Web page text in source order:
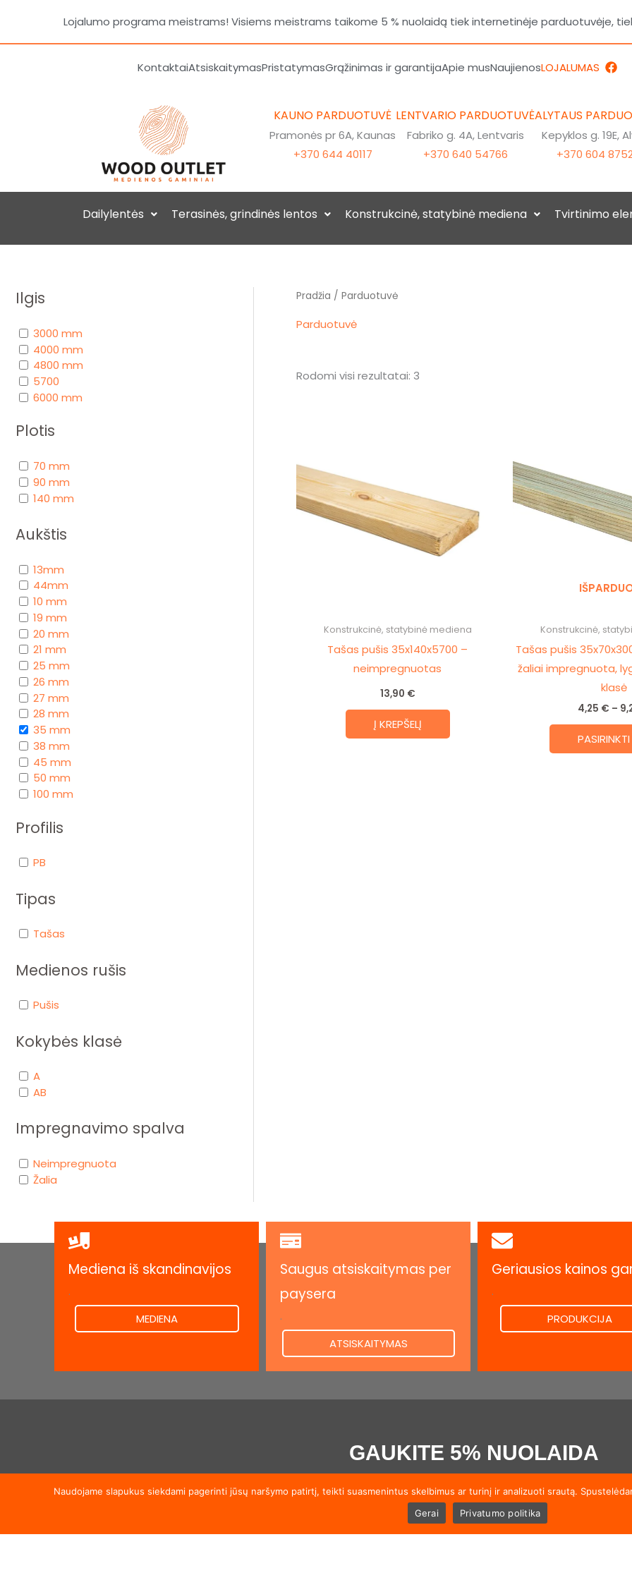
turinio
Lojalumo programa meistrams! Visiems meistrams taikome 5 % nuolaidą tiek internetinėje parduotuvėje,
KontaktaiAtsiskaitymasPristatymasGrąžinimas ir garantijaApie musNaujienosLOJALUMAS F
a
b
o
o
k
KAUNO PARDUOTUVĖ
Pramonės pr 6A, Kaunas
+370 644 40117
LENTVARIO PARDUOTUVĖ
Fabriko g. 4A, Lentvaris
+370 640 54766
ALYTAUS
Kepyklos g. 19E,
+370 604
Dailylentės Terasinės, grindinės lentos Konstrukcinė, statybinė mediena Tvirtinimo
Ilgis
3000 mm
4000 mm
4800 mm
5700
6000 mm
Plotis
70 mm
90 mm
140 mm
Aukštis
13mm
44mm
10 mm
19 mm
20 mm
21 mm
25 mm
26 mm
27 mm
28 mm
35 mm
38 mm
45 mm
50 mm
100 mm
Profilis
PB
Tipas
Tašas
Medienos rušis
Pušis
Kokybės klasė
A
AB
Impregnavimo spalva
Neimpregnuota
Žalia
Pradžia / Parduotuvė
Parduotuvė
Rodomi visi rezultatai: 3
Konstrukcinė, statybinė mediena
Tašas pušis 35x140x5700 –
neimpregnuotas
13,90 €
Į KREPŠELĮ
Konstrukcinė,
Tašas pušis
žaliai impregnuota,
klasė
4,25 € –
Mediena iš skandinavijos
.
MEDIENA
Saugus atsiskaitymas per
paysera
.
ATSISKAITYMAS
Geriausios kainos
.
PRODUKCIJA
GAUKITE 5% NUOLAIDA
Užsiprenumeruokite mūsų naujienlaiškį ir gaukite 5% nuolaidą pirmajam
Naudojame slapukus siekdami pagerinti jūsų naršymo patirtį, teikti suasmenintus skelbimus ar turinį ir analizuoti srautą.
Gerai
Privatumo politika